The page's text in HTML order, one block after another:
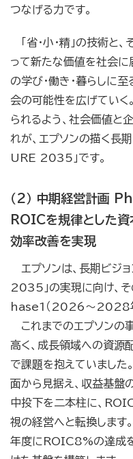
つなげる力です。
「省・小・精」の技術
って新たな価値を社会に
の学び・働き・暮らしに
会の可能性を広げていく
られるよう、社会価値
れが、エプソンの描く
URE 2035」です。
（2） 中期経営計画
ROICを規律とした資
効率改善を実現
エプソンは、長期ビ
2035」の実現に向け、
hase1（2026～2028年
これまでのエプソンの
高く、成長領域への資源
で課題を抱えていました
面から見据え、収益基盤
中投下を二本柱に、
視の経営へと転換します
年度にROIC8%の達成